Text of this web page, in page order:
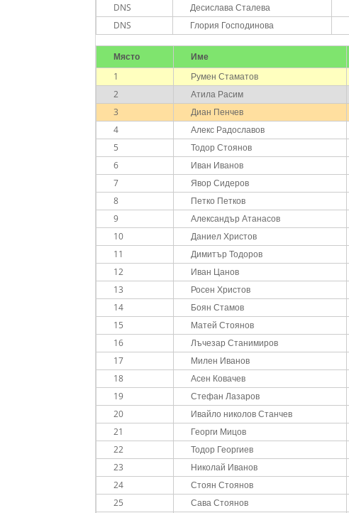
DNS
Десислава Сталева
DNS
Глория Господинова
Място Име
1
Румен Стаматов
2
Атила Расим
3
Диан Пенчев
4
Алекс Радославов
5
Тодор Стоянов
6
Иван Иванов
7
Явор Сидеров
8
Петко Петков
9
Александър Атанасов
10
Даниел Христов
11
Димитър Тодоров
12
Иван Цанов
13
Росен Христов
14
Боян Стамов
15
Матей Стоянов
16
Лъчезар Станимиров
17
Милен Иванов
18
Асен Ковачев
19
Стефан Лазаров
20
Ивайло николов Станчев
21
Георги Мицов
22
Тодор Георгиев
23
Николай Иванов
24
Стоян Стоянов
25
Сава Стоянов